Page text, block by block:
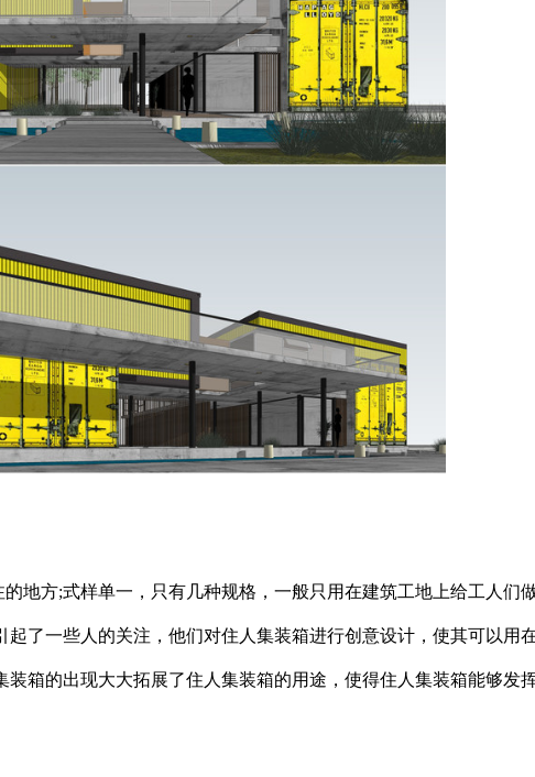
地方;式样单一，只有几种规格，一般只用在建筑工地上给工人们
了一些人的关注，他们对住人集装箱进行创意设计，使其可以用
箱的出现大大拓展了住人集装箱的用途，使得住人集装箱能够发